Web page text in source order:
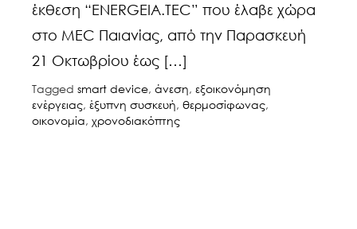
έκθεση “ENERGEIA.TEC” που έλαβε χώρα
στο MEC Παιανίας, από την Παρασκευή
21 Οκτωβρίου έως […]
Tagged smart device, άνεση, εξοικονόμηση
ενέργειας, έξυπνη συσκευή, θερμοσίφωνας,
οικονομία, χρονοδιακόπτης